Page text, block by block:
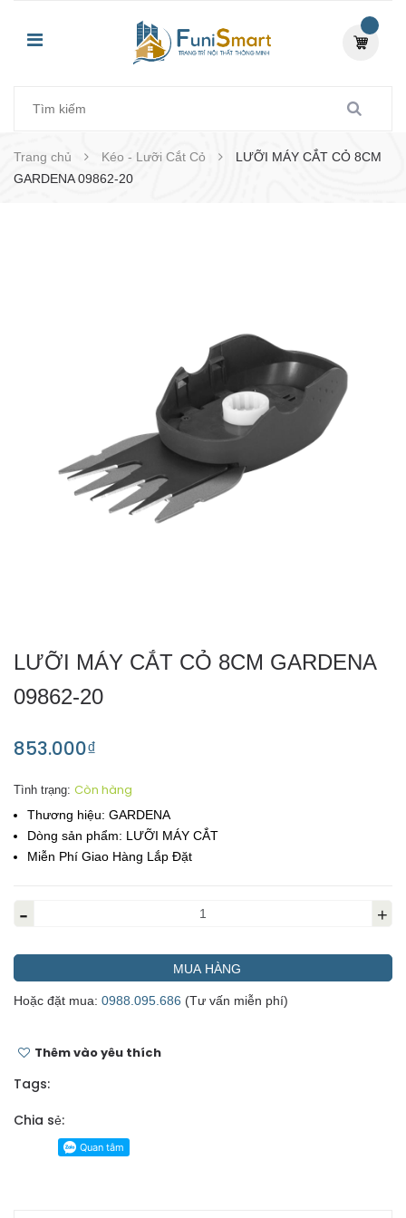
Trang chủ Kéo - Lưỡi Cắt Cỏ
LƯỠI MÁY CẮT CỎ 8CM
GARDENA 09862-20
LƯỠI MÁY CẮT CỎ 8CM GARDENA
09862-20
853.000₫
Tình trạng: Còn hàng
Thương hiệu: GARDENA
Dòng sản phẩm: LƯỠI MÁY CẮT
Miễn Phí Giao Hàng Lắp Đặt
- +
MUA HÀNG
Hoặc đặt mua: 0988.095.686 (Tư vấn miễn phí)
Thêm vào yêu thích
Tags:
Chia sẻ: